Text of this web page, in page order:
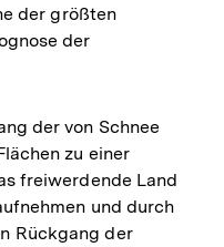
der größten
der
der von Schnee
zu einer
freiwerdende Land
und durch
Rückgang der